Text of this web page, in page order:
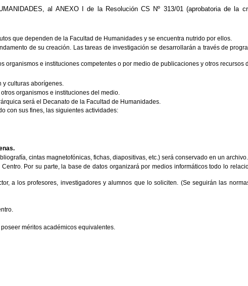
al ANEXO I de la Resolución CS Nº 313/01 (aprobatoria de la
que dependen de la Facultad de Humanidades y se encuentra nutrido por ellos.
de su creación. Las tareas de investigación se desarrollarán a través de
e instituciones competentes o por medio de publicaciones y otros recursos
y culturas aborígenes.
organismos e instituciones del medio.
será el Decanato de la Facultad de Humanidades.
con sus fines, las siguientes actividades:
cintas magnetofónicas, fichas, diapositivas, etc.) será conservado en un archivo.
Por su parte, la base de datos organizará por medios informáticos todo lo
a los profesores, investigadores y alumnos que lo soliciten. (Se seguirán las
méritos académicos equivalentes.